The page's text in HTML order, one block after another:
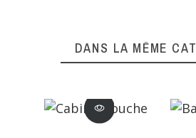
DANS LA MÊME